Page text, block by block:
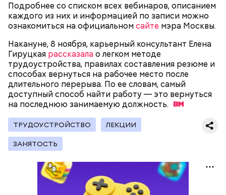
Подробнее со списком всех вебинаров, описанием
каждого из них и информацией по записи можно
ознакомиться на официальномсайте мэра Москвы.
Накануне, 8 ноября, карьерный консультант Елена
Гируцкая рассказалао легком методе
трудоустройства, правилах составления резюме и
способах вернуться на рабочее место после
длительного перерыва. По ее словам, самый
доступный способ найти работу — это вернуться
на последнюю занимаемую должность.
ТРУДОУСТРОЙСТВО ЛЕКЦИИ
ЗАНЯТОСТЬ